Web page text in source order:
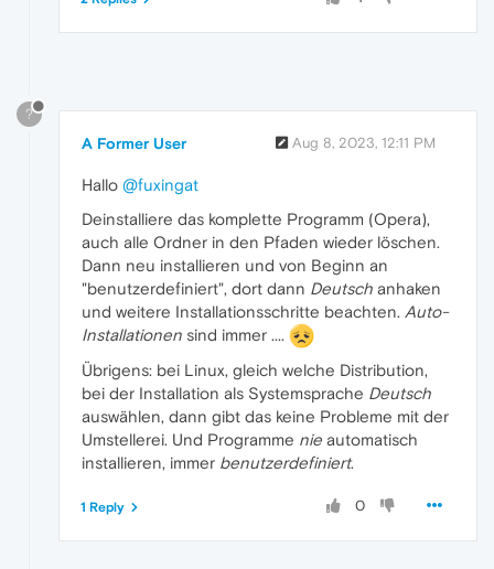
?
A Former User Aug 8, 2023, 12:11 PM
Hallo @fuxingat
Deinstalliere das komplette Programm (Opera),
auch alle Ordner in den Pfaden wieder löschen.
Dann neu installieren und von Beginn an
"benutzerdefiniert", dort dann Deutsch anhaken
und weitere Installationsschritte beachten. Auto-
Installationen sind immer ....
Übrigens: bei Linux, gleich welche Distribution,
bei der Installation als Systemsprache Deutsch
auswählen, dann gibt das keine Probleme mit der
Umstellerei. Und Programme nie automatisch
installieren, immer benutzerdefiniert.
0
1 Reply